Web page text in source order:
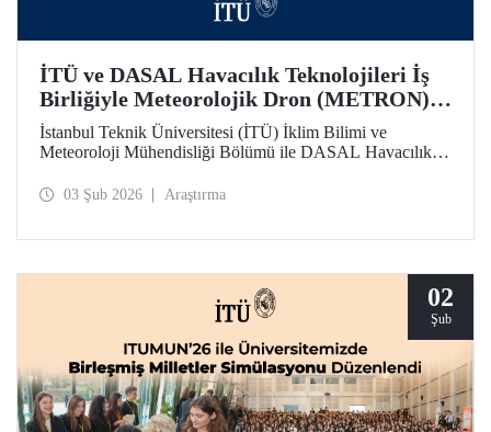
İTÜ ve DASAL Havacılık Teknolojileri İş
Birliğiyle Meteorolojik Dron (METRON)
Projesi Başarıyla Tamamlandı
İstanbul Teknik Üniversitesi (İTÜ) İklim Bilimi ve
Meteoroloji Mühendisliği Bölümü ile DASAL Havacılık
üniversite - sanayi iş birliği kapsamında yürütülen
03 Şub 2026 Araştırma
02
Şub